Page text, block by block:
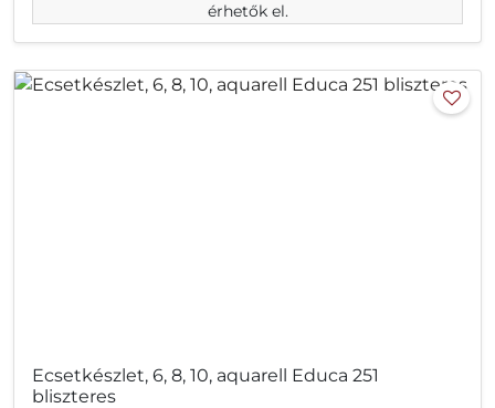
érhetők el.
Ecsetkészlet, 6, 8, 10, aquarell Educa 251
bliszteres